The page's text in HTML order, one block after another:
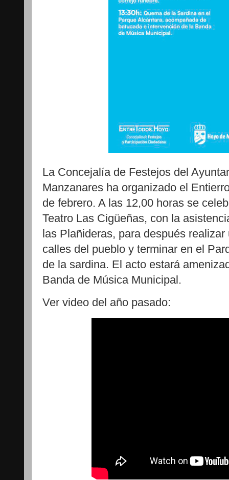
La Concejalía de Festejos del
Manzanares ha organizado el
de febrero. A las 12,00 horas se
Teatro Las Cigüeñas, con la
las Plañideras, para después
calles del pueblo y terminar en el
de la sardina. El acto estará
Banda de Música Municipal.
Ver video del año pasado: